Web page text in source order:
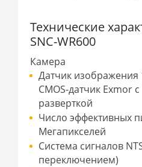
Технические
SNC-WR600
Камера
Датчик
CMOS-датчик Exmor
разверткой
Число эффективных
Мегапикселей
Система сигналов
переключением)